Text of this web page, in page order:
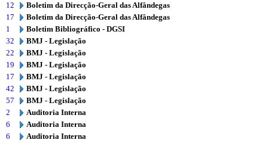
12
Boletim da Direcção-Geral das Alfândegas
17
Boletim da Direcção-Geral das Alfândegas
1
Boletim Bibliográfico - DGSI
32
BMJ - Legislação
22
BMJ - Legislação
19
BMJ - Legislação
17
BMJ - Legislação
42
BMJ - Legislação
57
BMJ - Legislação
2
Auditoria Interna
6
Auditoria Interna
6
Auditoria Interna